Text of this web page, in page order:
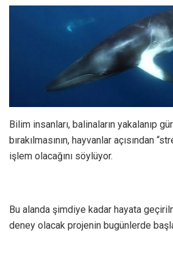
Bilim insanları, balinaların yakalanıp
bırakılmasının, hayvanlar açısından
işlem olacağını söylüyor.
Bu alanda şimdiye kadar hayata
deney olacak projenin bugünlerde